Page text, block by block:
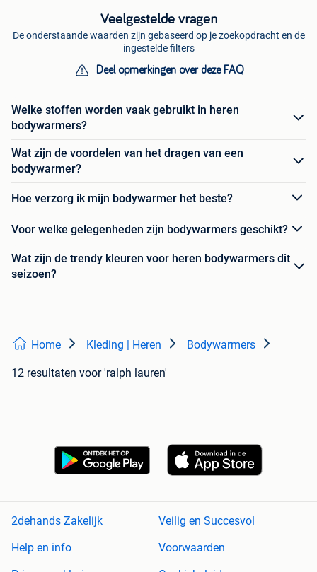
Veelgestelde vragen
De onderstaande waarden zijn gebaseerd op je zoekopdracht en de
ingestelde filters
Deel opmerkingen over deze FAQ
Welke stoffen worden vaak gebruikt in heren
bodywarmers?
Wat zijn de voordelen van het dragen van een
bodywarmer?
Hoe verzorg ik mijn bodywarmer het beste?
Voor welke gelegenheden zijn bodywarmers geschikt?
Wat zijn de trendy kleuren voor heren bodywarmers dit
seizoen?
Home Kleding | Heren Bodywarmers
12 resultaten voor 'ralph lauren'
2dehands Zakelijk
Veilig en Succesvol
Help en info
Voorwaarden